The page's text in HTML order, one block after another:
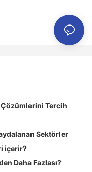
Tercih
Sektörler
içerir?
Daha Fazlası?